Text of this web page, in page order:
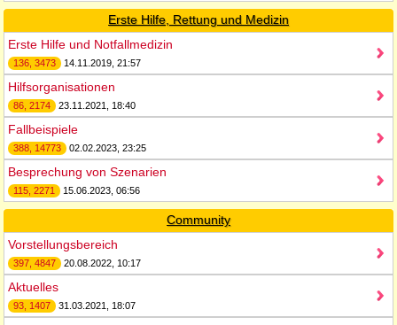
Erste Hilfe, Rettung und Medizin
Erste Hilfe und Notfallmedizin
136, 3473 14.11.2019, 21:57
Hilfsorganisationen
86, 2174 23.11.2021, 18:40
Fallbeispiele
388, 14773 02.02.2023, 23:25
Besprechung von Szenarien
115, 2271 15.06.2023, 06:56
Community
Vorstellungsbereich
397, 4847 20.08.2022, 10:17
Aktuelles
93, 1407 31.03.2021, 18:07